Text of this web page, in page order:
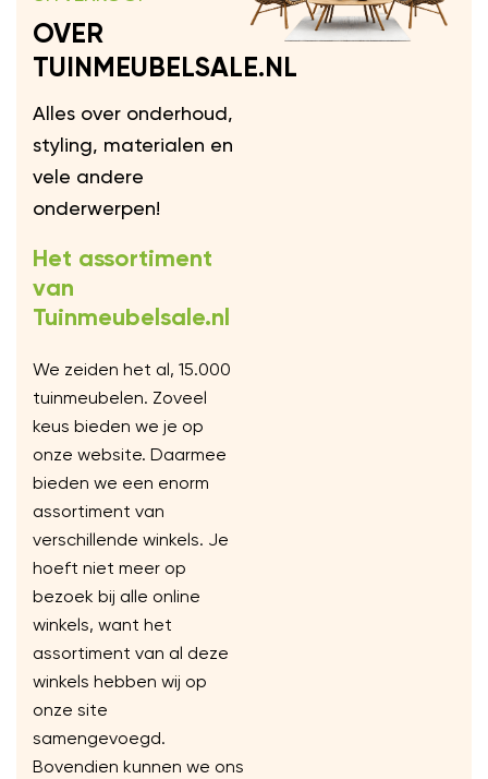
OVER
TUINMEUBELSALE.NL
Alles over onderhoud,
styling, materialen en
vele andere
onderwerpen!
Het assortiment
van
Tuinmeubelsale.nl
We zeiden het al, 15.000
tuinmeubelen. Zoveel
keus bieden we je op
onze website. Daarmee
bieden we een enorm
assortiment van
verschillende winkels. Je
hoeft niet meer op
bezoek bij alle online
winkels, want het
assortiment van al deze
winkels hebben wij op
onze site
samengevoegd.
Bovendien kunnen we ons